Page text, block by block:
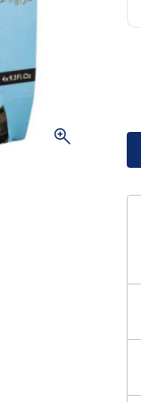
zoom_in